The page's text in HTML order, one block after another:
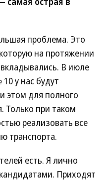
проблема. Это
на протяжении
В июле
у нас будут
этом для полного
Только при таком
реализовать все
транспорта.
есть. Я лично
Приходят